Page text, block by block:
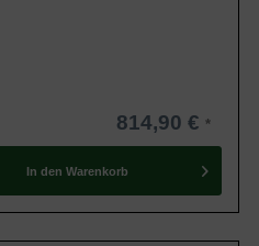
814,90 €
In den Warenkorb